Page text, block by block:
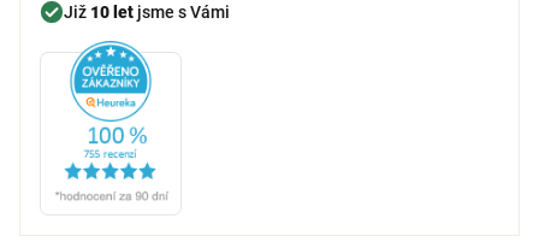
Již 10 let jsme s Vámi